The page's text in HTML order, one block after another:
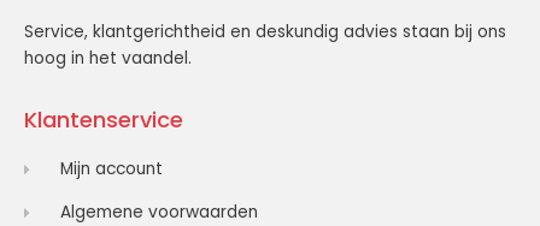
Service, klantgerichtheid en deskundig advies staan bij ons
hoog in het vaandel.
Klantenservice
Mijn account
Algemene voorwaarden